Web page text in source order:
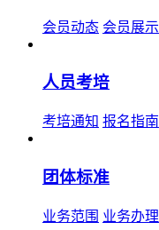
会员动态 会员展示
人员考培
考培通知 报名指南
团体标准
业务范围 业务办理